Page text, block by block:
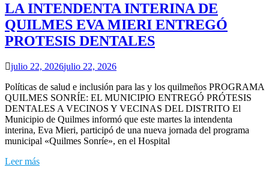
LA INTENDENTA INTERINA DE
QUILMES EVA MIERI ENTREGÓ
PROTESIS DENTALES
julio 22, 2026julio 22, 2026
Políticas de salud e inclusión para las y los quilmeños PROGRAMA
QUILMES SONRÍE: EL MUNICIPIO ENTREGÓ PRÓTESIS
DENTALES A VECINOS Y VECINAS DEL DISTRITO El
Municipio de Quilmes informó que este martes la intendenta
interina, Eva Mieri, participó de una nueva jornada del programa
municipal «Quilmes Sonríe», en el Hospital
Leer más